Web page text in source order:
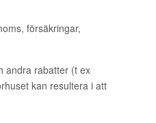
försäkringar,
andra rabatter (t ex
kan resultera i att